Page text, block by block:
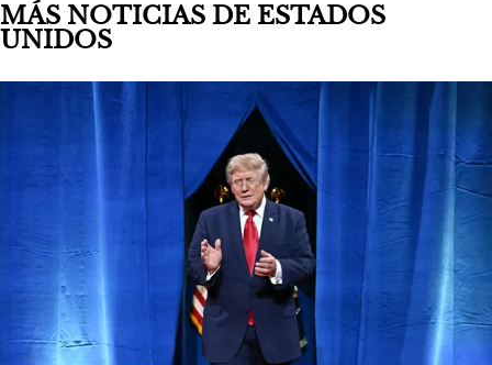
MÁS NOTICIAS DE ESTADOS
UNIDOS